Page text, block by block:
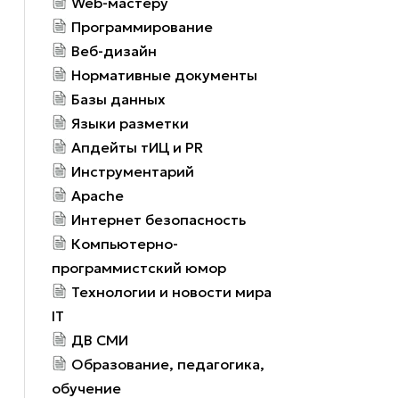
Программирование
Веб-дизайн
Нормативные документы
Базы данных
Языки разметки
Апдейты тИЦ и PR
Инструментарий
Apache
Интернет безопасность
Компьютерно-
программистский юмор
Технологии и новости мира
IT
ДВ СМИ
Образование, педагогика,
обучение